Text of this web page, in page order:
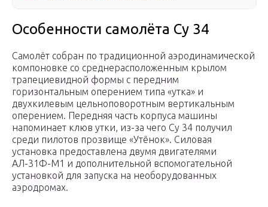
Особенности самолёта Су 34
Самолёт собран по традиционной аэродинамической
компоновке со среднерасположенным крылом
трапециевидной формы с передним
горизонтальным оперением типа «утка» и
двухкилевым цельноповоротным вертикальным
оперением. Передняя часть корпуса машины
напоминает клюв утки, из-за чего Су 34 получил
среди пилотов прозвище «Утёнок». Силовая
установка предоставлена двумя двигателями
АЛ-31Ф-М1 и дополнительной вспомогательной
установкой для запуска на необорудованных
аэродромах.